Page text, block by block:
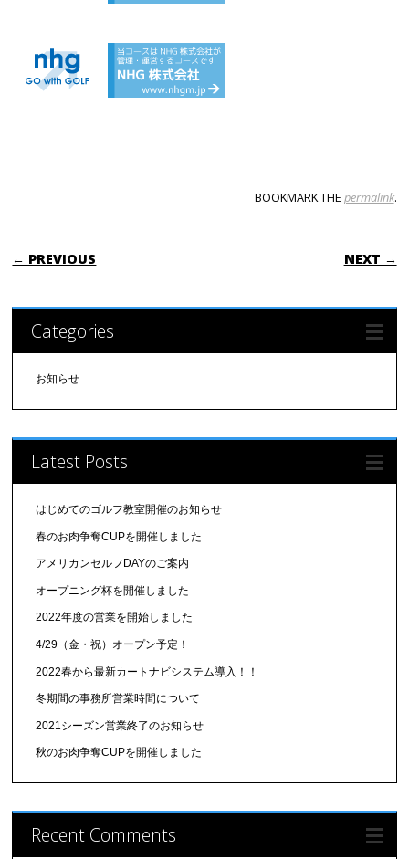
BOOKMARK THE permalink.
POST NAVIGATION
← PREVIOUS NEXT →
Categories
お知らせ
Latest Posts
はじめてのゴルフ教室開催のお知らせ
春のお肉争奪CUPを開催しました
アメリカンセルフDAYのご案内
オープニング杯を開催しました
2022年度の営業を開始しました
4/29（金・祝）オープン予定！
2022春から最新カートナビシステム導入！！
冬期間の事務所営業時間について
2021シーズン営業終了のお知らせ
秋のお肉争奪CUPを開催しました
Recent Comments